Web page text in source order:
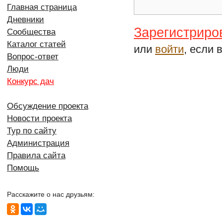
или войти, если
Главная страница
Дневники
Сообщества
Каталог статей
Вопрос-ответ
Люди
Конкурс дач
Обсуждение проекта
Новости проекта
Тур по сайту
Администрация
Правила сайта
Помощь
Расскажите о нас друзьям: